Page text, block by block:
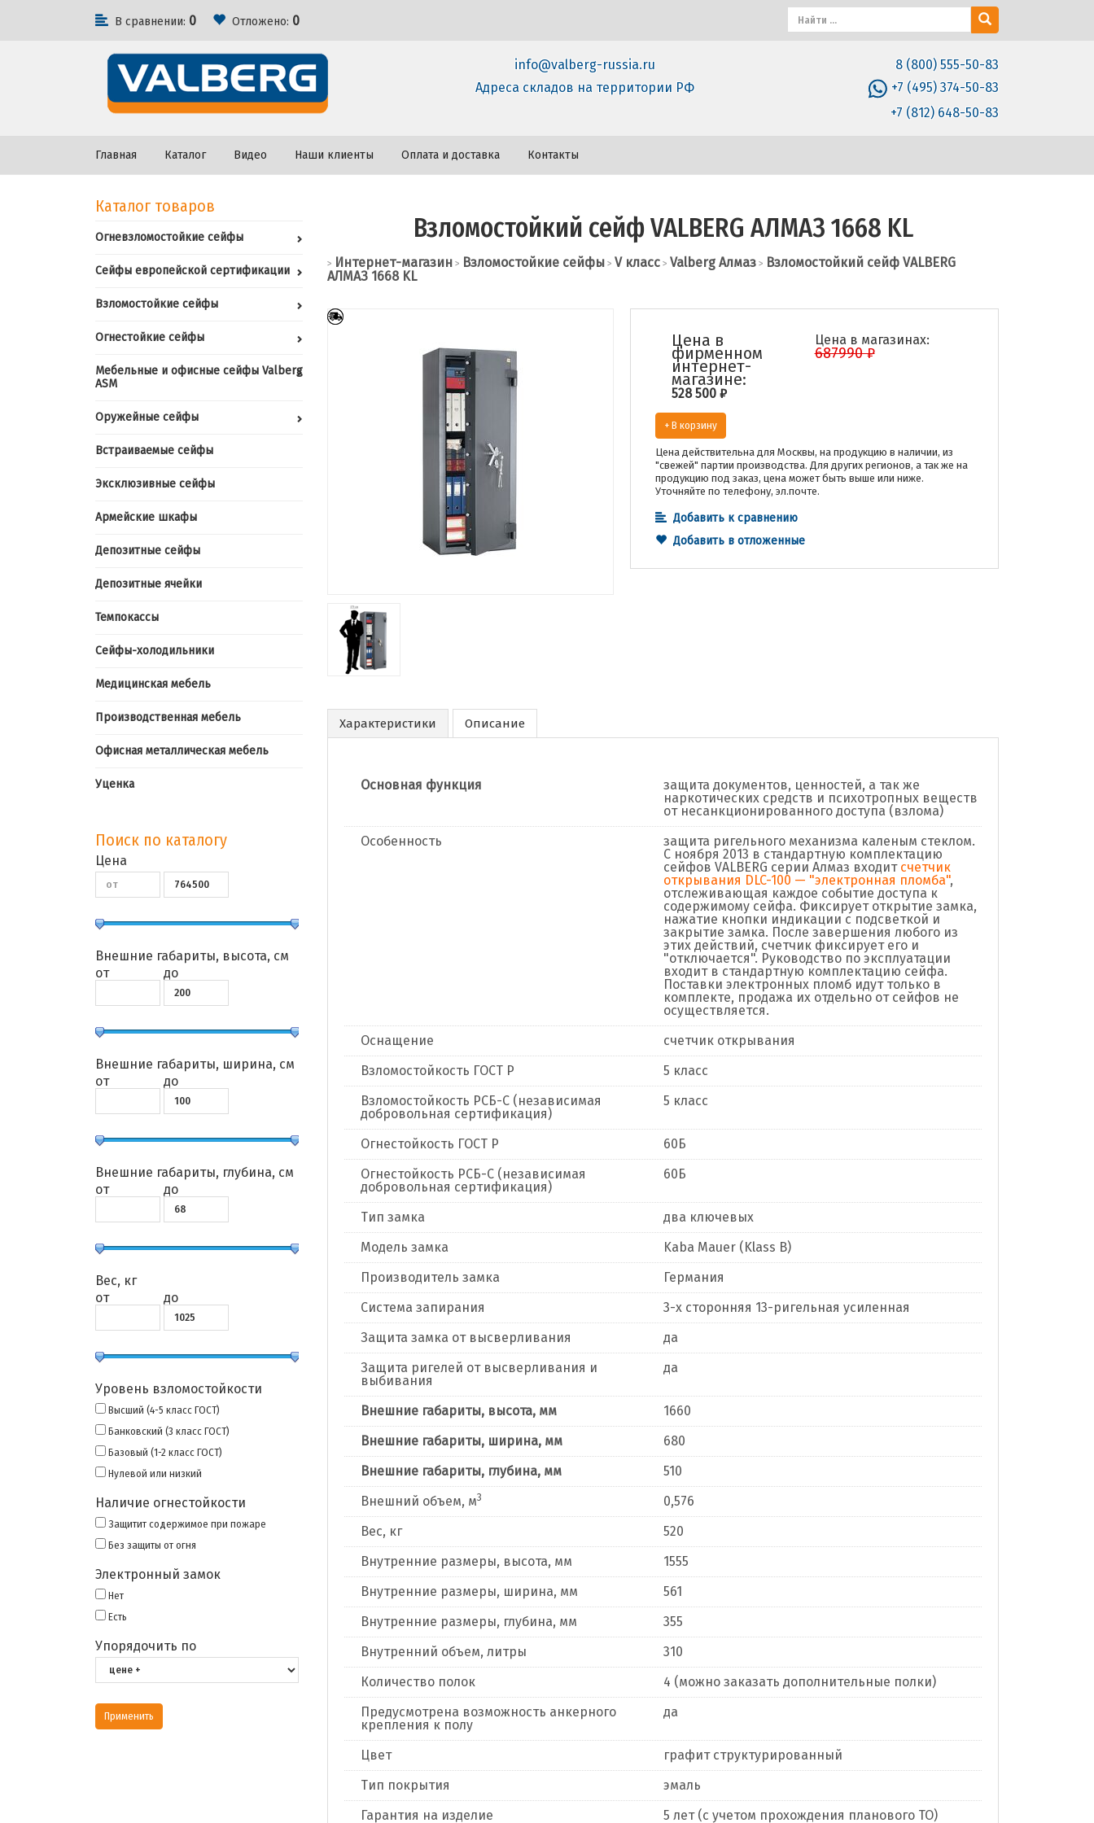
В сравнении: 0 Отложено: 0
info@valberg-russia.ru
Адреса складов на территории РФ
8 (800) 555-50-83
+7 (495) 374-50-83
+7 (812) 648-50-83
Главная Каталог Видео Наши клиенты Оплата и доставка Контакты
Каталог товаров
Огневзломостойкие сейфы
Сейфы европейской сертификации
Взломостойкие сейфы
Огнестойкие сейфы
Мебельные и офисные сейфы Valberg
ASM
Оружейные сейфы
Встраиваемые сейфы
Эксклюзивные сейфы
Армейские шкафы
Депозитные сейфы
Депозитные ячейки
Темпокассы
Сейфы-холодильники
Медицинская мебель
Производственная мебель
Офисная металлическая мебель
Уценка
Поиск по каталогу
Цена
Внешние габариты, высота, см
от
до
Внешние габариты, ширина, см
от
до
Внешние габариты, глубина, см
от
до
Вес, кг
от
до
Уровень взломостойкости
Высший (4-5 класс ГОСТ)
Банковский (3 класс ГОСТ)
Базовый (1-2 класс ГОСТ)
Нулевой или низкий
Наличие огнестойкости
Защитит содержимое при пожаре
Без защиты от огня
Электронный замок
Нет
Есть
Упорядочить по
Взломостойкий сейф VALBERG АЛМАЗ 1668 KL
> Интернет-магазин > Взломостойкие сейфы > V класс > Valberg Алмаз > Взломостойкий сейф VALBERG
АЛМАЗ 1668 KL
Цена в
фирменном
интернет-
магазине:
528 500 ₽
Цена в магазинах:
687990 ₽
+ В корзину
Цена действительна для Москвы, на продукцию в наличии, из
"свежей" партии производства. Для других регионов, а так же на
продукцию под заказ, цена может быть выше или ниже.
Уточняйте по телефону, эл.почте.
Добавить к сравнению
Добавить в отложенные
Характеристики Описание
Основная функция
защита документов, ценностей, а так же
наркотических средств и психотропных веществ
от несанкционированного доступа (взлома)
Особенность
защита ригельного механизма каленым стеклом.
C ноября 2013 в стандартную комплектацию
сейфов VALBERG серии Алмаз входитсчетчик
открывания DLC-100 — "электронная пломба",
отслеживающая каждое событие доступа к
содержимому сейфа. Фиксирует открытие замка,
нажатие кнопки индикации с подсветкой и
закрытие замка. После завершения любого из
этих действий, счетчик фиксирует его и
"отключается". Руководство по эксплуатации
входит в стандартную комплектацию сейфа.
Поставки электронных пломб идут только в
комплекте, продажа их отдельно от сейфов не
осуществляется.
Оснащение
счетчик открывания
Взломостойкость ГОСТ Р
5 класс
Взломостойкость РСБ-С (независимая
добровольная сертификация)
5 класс
Огнестойкость ГОСТ Р
60Б
Огнестойкость РСБ-С (независимая
добровольная сертификация)
60Б
Тип замка
два ключевых
Модель замка
Kaba Mauer (Klass B)
Производитель замка
Германия
Система запирания
3-х сторонняя 13-ригельная усиленная
Защита замка от высверливания
да
Защита ригелей от высверливания и
выбивания
да
Внешние габариты, высота, мм
1660
Внешние габариты, ширина, мм
680
Внешние габариты, глубина, мм
510
Внешний объем, м3
0,576
Вес, кг
520
Внутренние размеры, высота, мм
1555
Внутренние размеры, ширина, мм
561
Внутренние размеры, глубина, мм
355
Внутренний объем, литры
310
Количество полок
4 (можно заказать дополнительные полки)
Предусмотрена возможность анкерного
крепления к полу
да
Цвет
графит структурированный
Тип покрытия
эмаль
Гарантия на изделие
5 лет (с учетом прохождения планового ТО)